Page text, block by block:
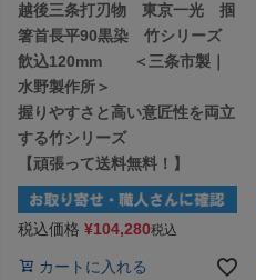
越後三条打刃物 東京一光 掴
箸首長平90黒染 竹シリーズ
飲込120mm ＜三条市製｜
水野製作所＞
握りやすさと高い意匠性を両立
する竹シリーズ
【頑張って送料無料！】
税込価格 ¥104,280税込
カートに入れる